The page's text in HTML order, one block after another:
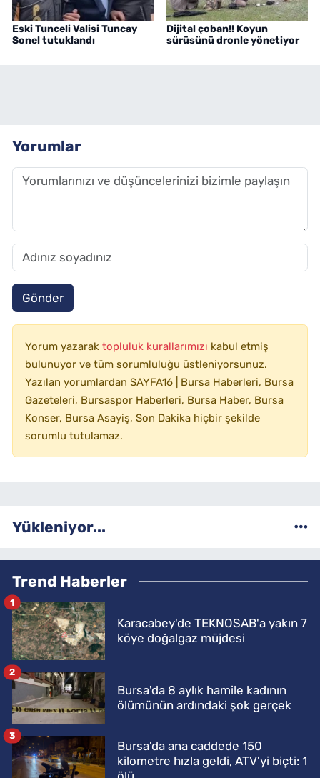
Eski Tunceli Valisi Tuncay
Sonel tutuklandı
Dijital çoban!! Koyun
sürüsünü dronle yönetiyor
Yorumlar
Gönder
Yorum yazarak topluluk kurallarımızı kabul etmiş
bulunuyor ve tüm sorumluluğu üstleniyorsunuz.
Yazılan yorumlardan SAYFA16 | Bursa Haberleri, Bursa
Gazeteleri, Bursaspor Haberleri, Bursa Haber, Bursa
Konser, Bursa Asayiş, Son Dakika hiçbir şekilde
sorumlu tutulamaz.
Yükleniyor...
Trend Haberler
Karacabey'de TEKNOSAB'a yakın 7
köye doğalgaz müjdesi
1
Bursa'da 8 aylık hamile kadının
ölümünün ardındaki şok gerçek
2
Bursa'da ana caddede 150
kilometre hızla geldi, ATV'yi biçti: 1
3